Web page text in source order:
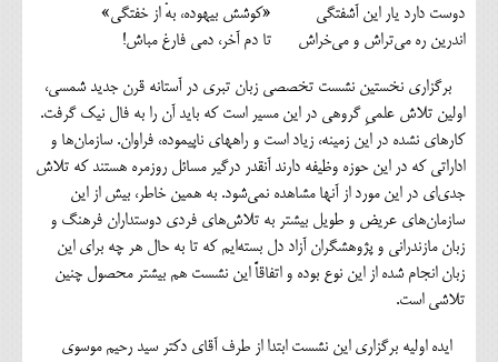
دوست دارد یار این آشفتگی «کوشش بیهوده، بهْ از خفتگی»
اندرین ره می‌تراش و می‌خراش تا دم آخر، دمی فارغ مباش!
برگزاری نخستین نشست تخصصی زبان تبری در آستانه قرن جدید شمسی،
اولین تلاش علمیِ گروهی در این مسیر است که باید آن را به فال نیک گرفت.
کارهای نشده در این زمینه، زیاد است و راههای ناپیموده، فراوان. سازمان‌ها و
اداراتی که در این حوزه وظیفه دارند آنقدر درگیر مسائل روزمره هستند که تلاش
جدی‌ای در این مورد از آنها مشاهده نمی‌شود. به همین خاطر، بیش از این
سازمان‌های عریض و طویل بیشتر به تلاش‌های فردی دوستداران فرهنگ و
زبان مازندرانی و پژوهشگران آزاد دل بسته‌ایم که تا به حال هر چه برای این
زبان انجام شده از این نوع بوده و اتفاقاً این نشست هم بیشتر محصول چنین
تلاشی است.
ایده اولیه برگزاری این نشست ابتدا از طرف آقای دکتر سید رحیم موسوی